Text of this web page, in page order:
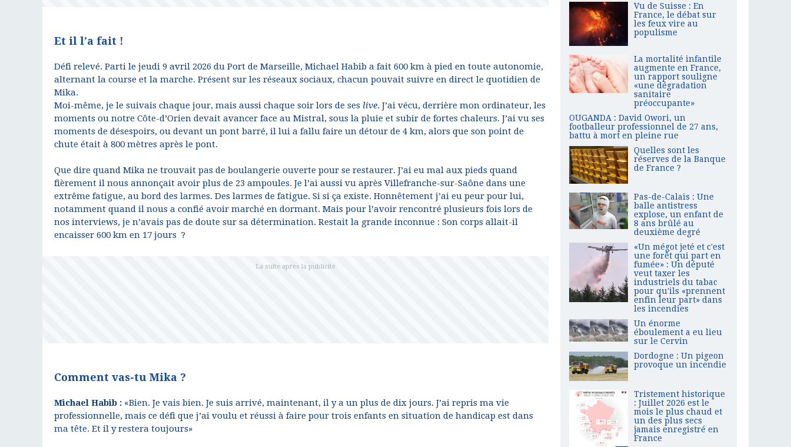
Et il l’a fait !
Défi relevé. Parti le jeudi 9 avril 2026 du Port de Marseille, Michael Habib a fait 600 km à pied en toute autonomie,
alternant la course et la marche. Présent sur les réseaux sociaux, chacun pouvait suivre en direct le quotidien de
Mika.
Moi-même, je le suivais chaque jour, mais aussi chaque soir lors de ses live. J’ai vécu, derrière mon ordinateur, les
moments ou notre Côte-d’Orien devait avancer face au Mistral, sous la pluie et subir de fortes chaleurs. J’ai vu ses
moments de désespoirs, ou devant un pont barré, il lui a fallu faire un détour de 4 km, alors que son point de
chute était à 800 mètres après le pont.
Que dire quand Mika ne trouvait pas de boulangerie ouverte pour se restaurer. J’ai eu mal aux pieds quand
fièrement il nous annonçait avoir plus de 23 ampoules. Je l’ai aussi vu après Villefranche-sur-Saône dans une
extrême fatigue, au bord des larmes. Des larmes de fatigue. Si si ça existe. Honnêtement j’ai eu peur pour lui,
notamment quand il nous a confié avoir marché en dormant. Mais pour l’avoir rencontré plusieurs fois lors de
nos interviews, je n’avais pas de doute sur sa détermination. Restait la grande inconnue : Son corps allait-il
encaisser 600 km en 17 jours ?
Comment vas-tu Mika ?
Michael Habib : «Bien. Je vais bien. Je suis arrivé, maintenant, il y a un plus de dix jours. J’ai repris ma vie
professionnelle, mais ce défi que j’ai voulu et réussi à faire pour trois enfants en situation de handicap est dans
ma tête. Et il y restera toujours»
Vu de Suisse : En
France, le débat sur
les feux vire au
populisme
La mortalité infantile
augmente en France,
un rapport souligne
«une dégradation
sanitaire
préoccupante»
OUGANDA : David Owori, un
footballeur professionnel de 27 ans,
battu à mort en pleine rue
Quelles sont les
réserves de la Banque
de France ?
Pas-de-Calais : Une
balle antistress
explose, un enfant de
8 ans brûlé au
deuxième degré
«Un mégot jeté et c'est
une forêt qui part en
fumée» : Un député
veut taxer les
industriels du tabac
pour qu'ils «prennent
enfin leur part» dans
les incendies
Un énorme
éboulement a eu lieu
sur le Cervin
Dordogne : Un pigeon
provoque un incendie
Tristement historique
: Juillet 2026 est le
mois le plus chaud et
un des plus secs
jamais enregistré en
France